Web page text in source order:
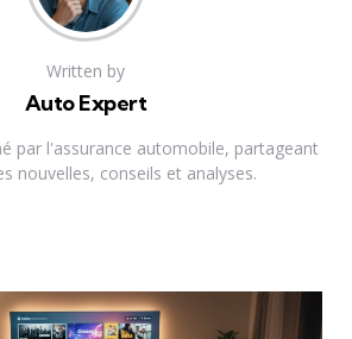
Written by
Auto Expert
par l'assurance automobile, partageant
nouvelles, conseils et analyses.